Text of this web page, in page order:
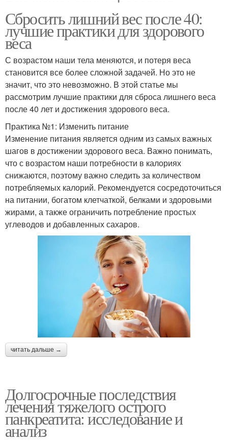
Сбросить лишний вес после 40:
лучшие практики для здорового
веса
С возрастом наши тела меняются, и потеря веса
становится все более сложной задачей. Но это не
значит, что это невозможно. В этой статье мы
рассмотрим лучшие практики для сброса лишнего веса
после 40 лет и достижения здорового веса.
Практика №1: Изменить питание
Изменение питания является одним из самых важных
шагов в достижении здорового веса. Важно понимать,
что с возрастом наши потребности в калориях
снижаются, поэтому важно следить за количеством
потребляемых калорий. Рекомендуется сосредоточиться
на питании, богатом клетчаткой, белками и здоровыми
жирами, а также ограничить потребление простых
углеводов и добавленных сахаров.
читать дальше →
Долгосрочные последствия
лечения тяжелого острого
панкреатита: исследование и
анализ